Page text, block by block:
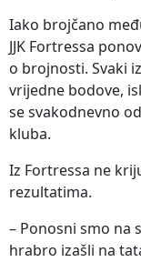
Iako brojčano
JJK Fortressa
o brojnosti. Svaki
vrijedne bodove,
se svakodnevno
kluba.
Iz Fortressa ne
rezultatima.
– Ponosni smo na
hrabro izašli na